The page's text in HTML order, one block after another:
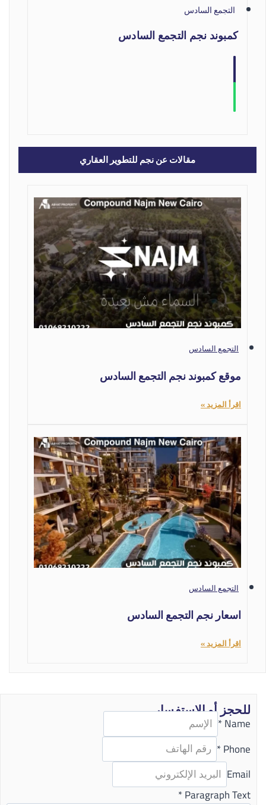
التجمع السادس
كمبوند نجم التجمع السادس
مقالات عن نجم للتطوير العقاري
التجمع السادس
موقع كمبوند نجم التجمع السادس
اقرأ المزيد »
التجمع السادس
اسعار نجم التجمع السادس
اقرأ المزيد »
للحجز أو الاستفسار
Name
*
Phone
*
Email
Paragraph Text
*